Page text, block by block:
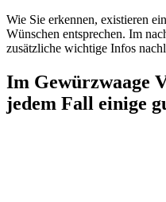
Wie Sie erkennen, existieren
Wünschen entsprechen. Im
zusätzliche wichtige Infos
Im Gewürzwaage
jedem Fall einige